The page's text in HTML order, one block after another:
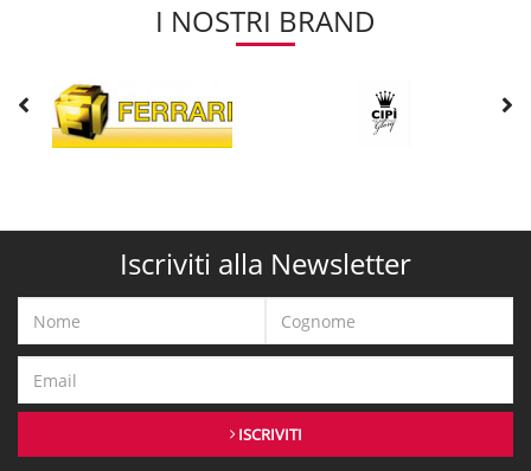
I NOSTRI BRAND
Iscriviti alla Newsletter
ISCRIVITI